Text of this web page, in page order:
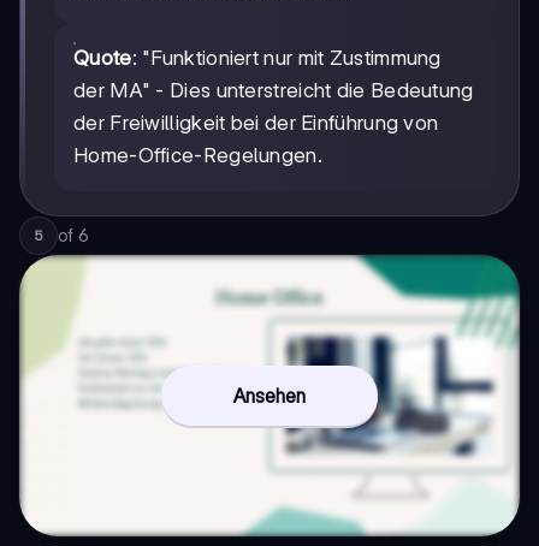
Quote: "Funktioniert nur mit Zustimmung
der MA" - Dies unterstreicht die Bedeutung
der Freiwilligkeit bei der Einführung von
Home-Office-Regelungen.
5 of 6
Ansehen